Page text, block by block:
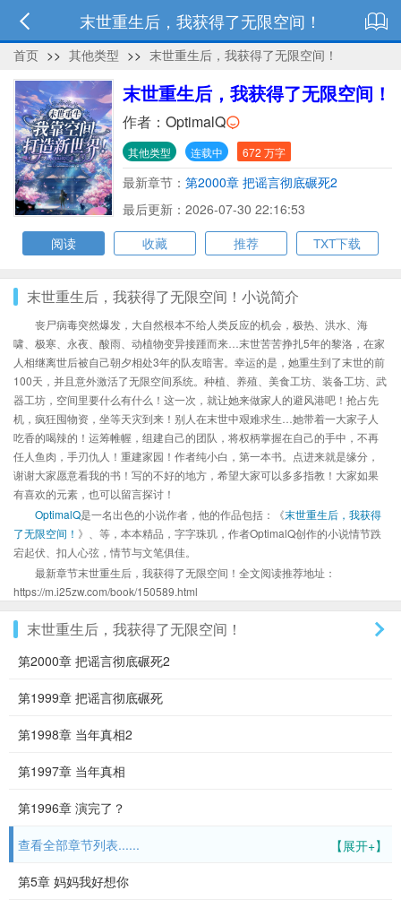
末世重生后，我获得了无限空间！
首页 >> 其他类型 >> 末世重生后，我获得了无限空间！
末世重生后，我获得了无限空间！
作者： OptimalQ
其他类型 连载中 672 万字
最新章节： 第2000章 把谣言彻底碾死2
最后更新：2026-07-30 22:16:53
阅读
收藏 推荐 TXT下载
末世重生后，我获得了无限空间！小说简介
丧尸病毒突然爆发，大自然根本不给人类反应的机会，极热、洪水、海
啸、极寒、永夜、酸雨、动植物变异接踵而来…末世苦苦挣扎5年的黎洛，在家
人相继离世后被自己朝夕相处3年的队友暗害。幸运的是，她重生到了末世的前
100天，并且意外激活了无限空间系统。种植、养殖、美食工坊、装备工坊、武
器工坊，空间里要什么有什么！这一次，就让她来做家人的避风港吧！抢占先
机，疯狂囤物资，坐等天灾到来！别人在末世中艰难求生…她带着一大家子人
吃香的喝辣的！运筹帷幄，组建自己的团队，将权柄掌握在自己的手中，不再
任人鱼肉，手刃仇人！重建家园！作者纯小白，第一本书。点进来就是缘分，
谢谢大家愿意看我的书！写的不好的地方，希望大家可以多多指教！大家如果
有喜欢的元素，也可以留言探讨！
OptimalQ是一名出色的小说作者，他的作品包括：《末世重生后，我获得
了无限空间！ 》、等，本本精品，字字珠玑，作者OptimalQ创作的小说情节跌
宕起伏、扣人心弦，情节与文笔俱佳。
最新章节末世重生后，我获得了无限空间！全文阅读推荐地址：
https://m.i25zw.com/book/150589.html
末世重生后，我获得了无限空间！
第2000章 把谣言彻底碾死2
第1999章 把谣言彻底碾死
第1998章 当年真相2
第1997章 当年真相
第1996章 演完了？
【展开+】
查看全部章节列表......
第5章 妈妈我好想你